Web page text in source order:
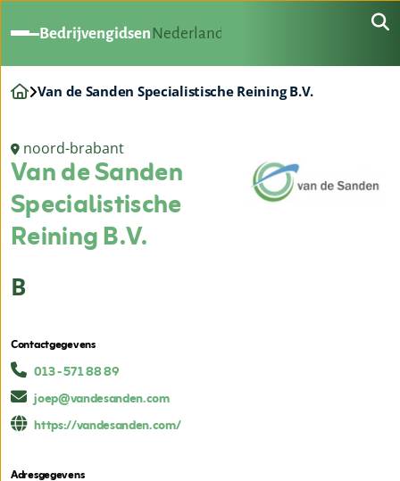
Bedrijvengidsen Nederland
Van de Sanden Specialistische Reining B.V.
noord-brabant
Van de Sanden
Specialistische
Reining B.V.
B
Contactgegevens
013 - 571 88 89
joep@vandesanden.com
https://vandesanden.com/
Adresgegevens